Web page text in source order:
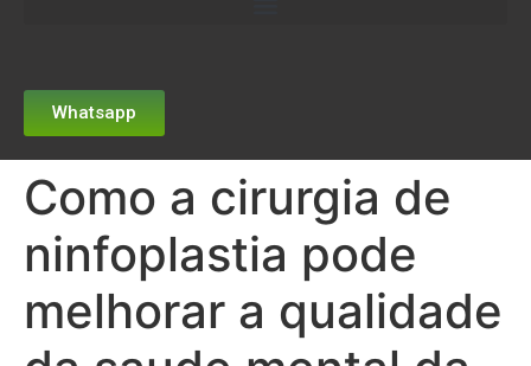
Whatsapp
Como a cirurgia de
ninfoplastia pode
melhorar a qualidade